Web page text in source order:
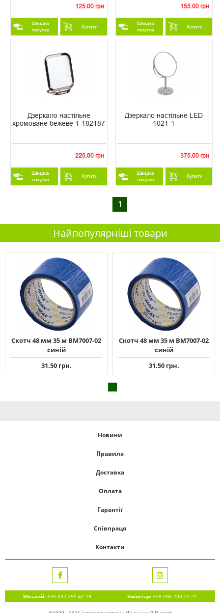
125.00 грн
Швидка
покупка
Купити
155.00 грн
Швидка
покупка
Купити
Дзеркало настільне
хромоване бежеве 1-182187
225.00 грн
Швидка
покупка
Купити
Дзеркало настільне LED
1021-1
375.00 грн
Швидка
покупка
Купити
1
Найпопулярніші товари
Скотч 48 мм 35 м ВМ7007-02
синій
31.50 грн.
Скотч 48 мм 35 м ВМ7007-02
синій
31.50 грн.
Новини
Правила
Доставка
Оплата
Гарантії
Співпраця
Контакти
Міський: +38 032 255 42 29 Київстар:+38 096 200 21 21